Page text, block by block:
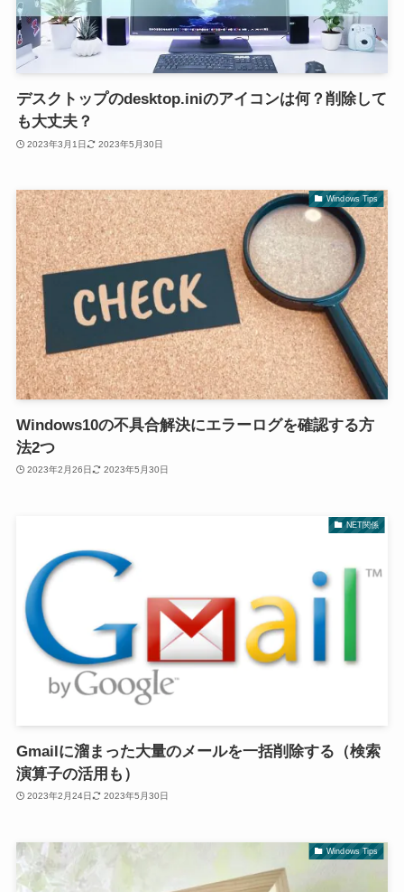
デスクトップのdesktop.iniのアイコンは何？削除して
も大丈夫？
2023年3月1日 2023年5月30日
Windows Tips
Windows10の不具合解決にエラーログを確認する方
法2つ
2023年2月26日 2023年5月30日
NET関係
Gmailに溜まった大量のメールを一括削除する（検索
演算子の活用も）
2023年2月24日 2023年5月30日
Windows Tips